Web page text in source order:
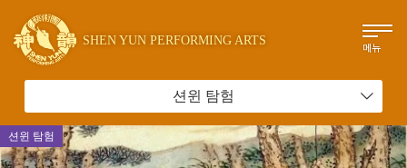
SHEN YUN PERFORMING ARTS 메뉴
션윈 탐험
션윈 탐험